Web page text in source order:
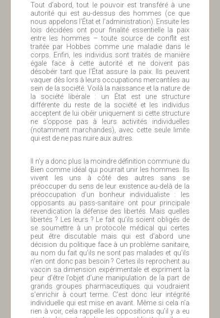
Tout d’abord, tout le pouvoir est transféré à une
autorité qui est au-dessus des hommes (ce que
nous appelons l’État et l’administration). Ensuite les
lois décidées ont pour finalité essentielle la paix
entre les hommes – toute source de conflit est
traitée par Hobbes comme une maladie dans le
corps. Enfin, les individus sont traités de manière
égale face à cette autorité et ne doivent pas
désobéir tant que l’État assure la paix. Ils peuvent
vaquer dès lors à leurs occupations mercantiles au
sein de la société. Voilà la naissance et la nature de
la société libérale : un État est une structure
différente du reste de la société et les individus
acceptent de lui obéir uniquement si cette structure
ne s’oppose pas à leurs activités individuelles
(notamment marchandes), avec cette seule limite
qui est de ne pas nuire aux autres.
Il n’y a donc plus la moindre définition commune du
Bien comme idéal qui pourrait unir les hommes. Ils
vivent les uns à côté des autres sans se
préoccuper du sens de leur existence au-delà de la
préoccupation d’un bonheur individualiste : les
opposants au pass-sanitaire ont pour principale
revendication la défense des libertés. Mais quelles
libertés ? Les leurs ? Le fait qu’ils soient obligés de
se soumettre à un protocole médical qui certes
peut être discutable mais qui est d’abord une
décision du politique face à un problème sanitaire,
au nom du fait qu’ils ne sont pas malades et qu’ils
n’en ont donc pas besoin ? Certes ils reprochent au
vaccin sa dimension expérimentale et expriment la
peur d’être l’objet d’une manipulation de la part de
grands groupes pharmaceutiques qui voudraient
s’enrichir à court terme. C’est donc leur intégrité
individuelle qui est mise en avant. Même si cela n’a
rien à voir, cela rappelle les oppositions qu’il y a eu